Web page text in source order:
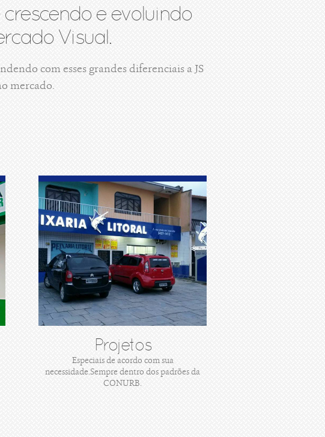
e evoluindo
Visual.
com esses grandes diferenciais a JS
mercado.
Projetos
Especiais de acordo com sua
necessidade.Sempre dentro dos padrões da
CONURB.